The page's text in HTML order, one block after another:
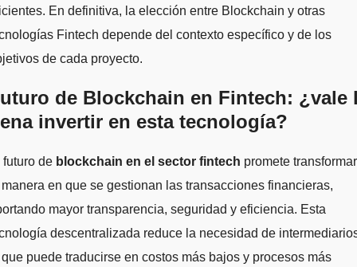
En definitiva, la elección entre Blockchain y otras
Fintech depende del contexto específico y de los
de cada proyecto.
de Blockchain en Fintech: ¿vale
invertir en esta tecnología?
futuro de blockchain en el sector fintech promete transformar
en que se gestionan las transacciones financieras,
mayor transparencia, seguridad y eficiencia. Esta
descentralizada reduce la necesidad de
puede traducirse en costos más bajos y procesos más